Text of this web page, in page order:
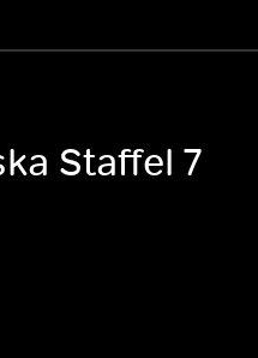
Staffel 7